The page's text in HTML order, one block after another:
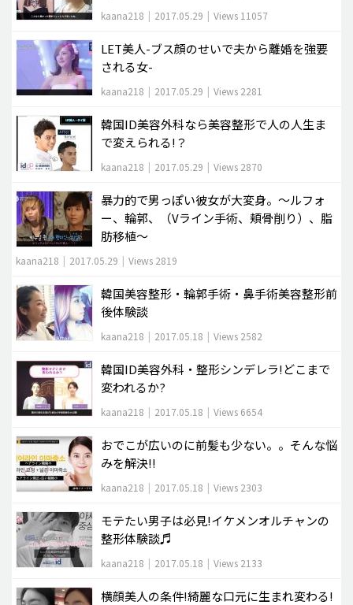
kaana218 | 2017.05.29 | Views 11057
LET美人-ブス顔のせいで夫から離婚を強要
される女-
kaana218 | 2017.05.29 | Views 2281
韓国ID美容外科なら美容整形で人の人生ま
で変えられる!？
kaana218 | 2017.05.29 | Views 2870
暴力的で男っぽい彼女が大変身。～ルフォ
ー、輪郭、（Vライン手術、頬骨削り）、脂
肪移植～
kaana218 | 2017.05.29 | Views 2819
韓国美容整形・輪郭手術・鼻手術美容整形前
後体験談
kaana218 | 2017.05.18 | Views 2582
韓国ID美容外科・整形シンデレラ!どこまで
変われるか?
kaana218 | 2017.05.18 | Views 6654
おでこが広いのに前髪も少ない。。そんな悩
みを解決!!
kaana218 | 2017.05.18 | Views 2303
モテたい男子は必見!イケメンオルチャンの
整形体験談♬
kaana218 | 2017.05.18 | Views 2133
横顔美人の条件!綺麗な口元に生まれ変わる!